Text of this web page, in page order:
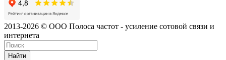
2013-2026 © ООО Полоса частот - усиление сотовой связи и
интернета
Найти